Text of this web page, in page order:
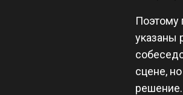
Поэтому
указаны
сцене,
решение.